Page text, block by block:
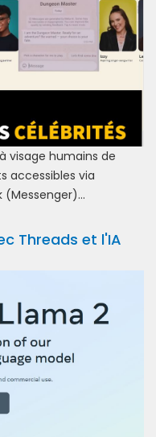
visage humains de
accessibles via
Threads et l'IA